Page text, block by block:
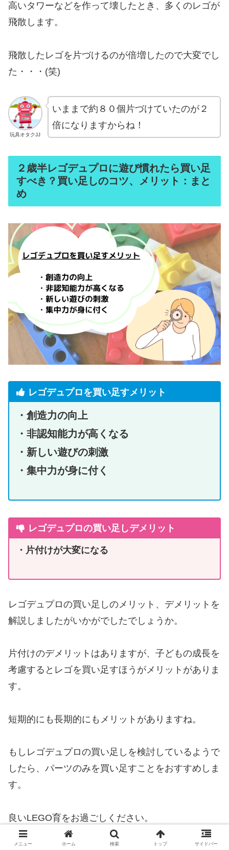
高いタワーなどを作って壊したとき、多くのレゴが
飛散します。
飛散したレゴを片づけるのが倍増したので大変でし
た・・・(笑)
玩具オタクJJ
いままで約８０個片づけていたのが２
倍になりますからね！
２歳半レゴデュプロに遊び慣れたら買い足
すべき？買い足しのコツ、メリット：まと
め
レゴデュプロを買い足すメリット
・創造力の向上
・非認知能力が高くなる
・新しい遊びの刺激
・集中力が身に付く
レゴデュプロの買い足しデメリット
・片付けが大変になる
レゴデュプロの買い足しのメリット、デメリットを
解説しましたがいかがでしたでしょうか。
片付けのデメリットはありますが、子どもの成長を
考慮するとレゴを買い足すほうがメリットがありま
す。
短期的にも長期的にもメリットがありますね。
もしレゴデュプロの買い足しを検討しているようで
したら、パーツのみを買い足すことをおすすめしま
す。
良いLEGO育をお過ごしください。
メニュー ホーム 検索 トップ サイドバー